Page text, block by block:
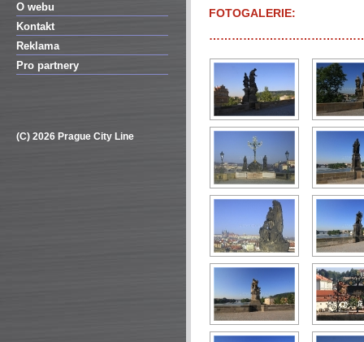
O webu
Kontakt
Reklama
Pro partnery
(C) 2026 Prague City Line
FOTOGALERIE: